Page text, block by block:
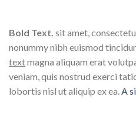
Bold Text. sit amet,
nonummy nibh euismod
textmagna aliquam erat
veniam, quis nostrud exerci
lobortis nisl ut aliquip ex ea.A